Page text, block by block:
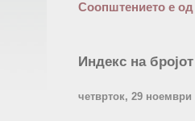
Соопштението е од
Индекс на
четврток, 29 ноември